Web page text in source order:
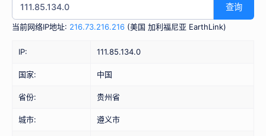
查询
当前网络IP地址: 216.73.216.216 (美国 加利福尼亚 EarthLink)
IP: 111.85.134.0
国家: 中国
省份: 贵州省
城市: 遵义市